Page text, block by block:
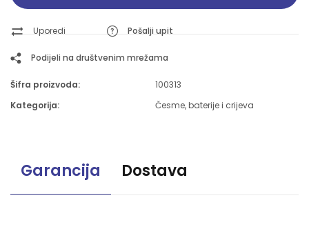
Uporedi Pošalji upit
Podijeli na društvenim mrežama
Šifra proizvoda:
100313
Kategorija:
Česme, baterije i crijeva
Garancija Dostava